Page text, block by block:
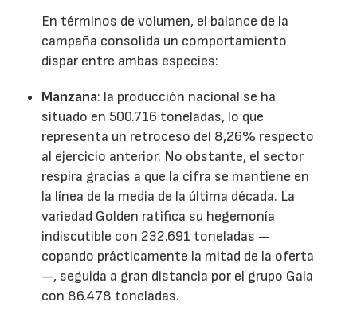
En términos de volumen, el balance de la
campaña consolida un comportamiento
dispar entre ambas especies:
Manzana: la producción nacional se ha
situado en 500.716 toneladas, lo que
representa un retroceso del 8,26% respecto
al ejercicio anterior. No obstante, el sector
respira gracias a que la cifra se mantiene en
la línea de la media de la última década. La
variedad Golden ratifica su hegemonía
indiscutible con 232.691 toneladas —
copando prácticamente la mitad de la oferta
—, seguida a gran distancia por el grupo Gala
con 86.478 toneladas.